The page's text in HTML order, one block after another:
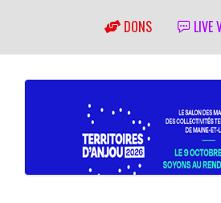
DONS LIVE